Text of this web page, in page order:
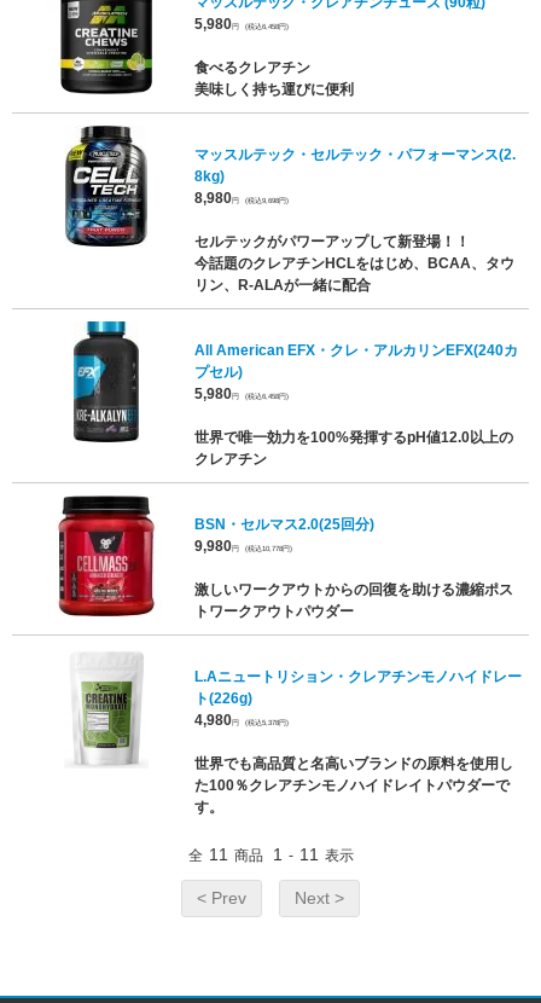
5,980円 (税込6,458円)
食べるクレアチン
美味しく持ち運びに便利
マッスルテック・セルテック・パフォーマンス(2.
8kg)
8,980円 (税込9,698円)
セルテックがパワーアップして新登場！！
今話題のクレアチンHCLをはじめ、BCAA、タウ
リン、R-ALAが一緒に配合
All American EFX・クレ・アルカリンEFX(240カ
プセル)
5,980円 (税込6,458円)
世界で唯一効力を100%発揮するpH値12.0以上の
クレアチン
BSN・セルマス2.0(25回分)
9,980円 (税込10,778円)
激しいワークアウトからの回復を助ける濃縮ポス
トワークアウトパウダー
L.Aニュートリション・クレアチンモノハイドレー
ト(226g)
4,980円 (税込5,378円)
世界でも高品質と名高いブランドの原料を使用し
た100％クレアチンモノハイドレイトパウダーで
す。
全 11 商品 1 - 11 表示
< Prev Next >